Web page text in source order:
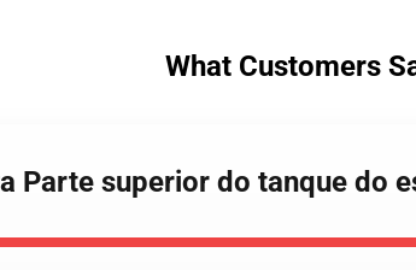
What Customers
Parte superior do tanque do